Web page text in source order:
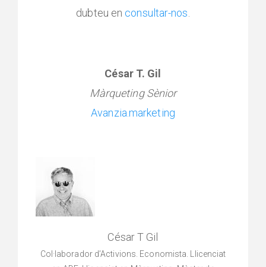
dubteu en consultar-nos
César T. Gil
Màrqueting Sènior
Avanzia.marketing
César T Gil
Col·laborador d’Activions. Economista. Llicenciat